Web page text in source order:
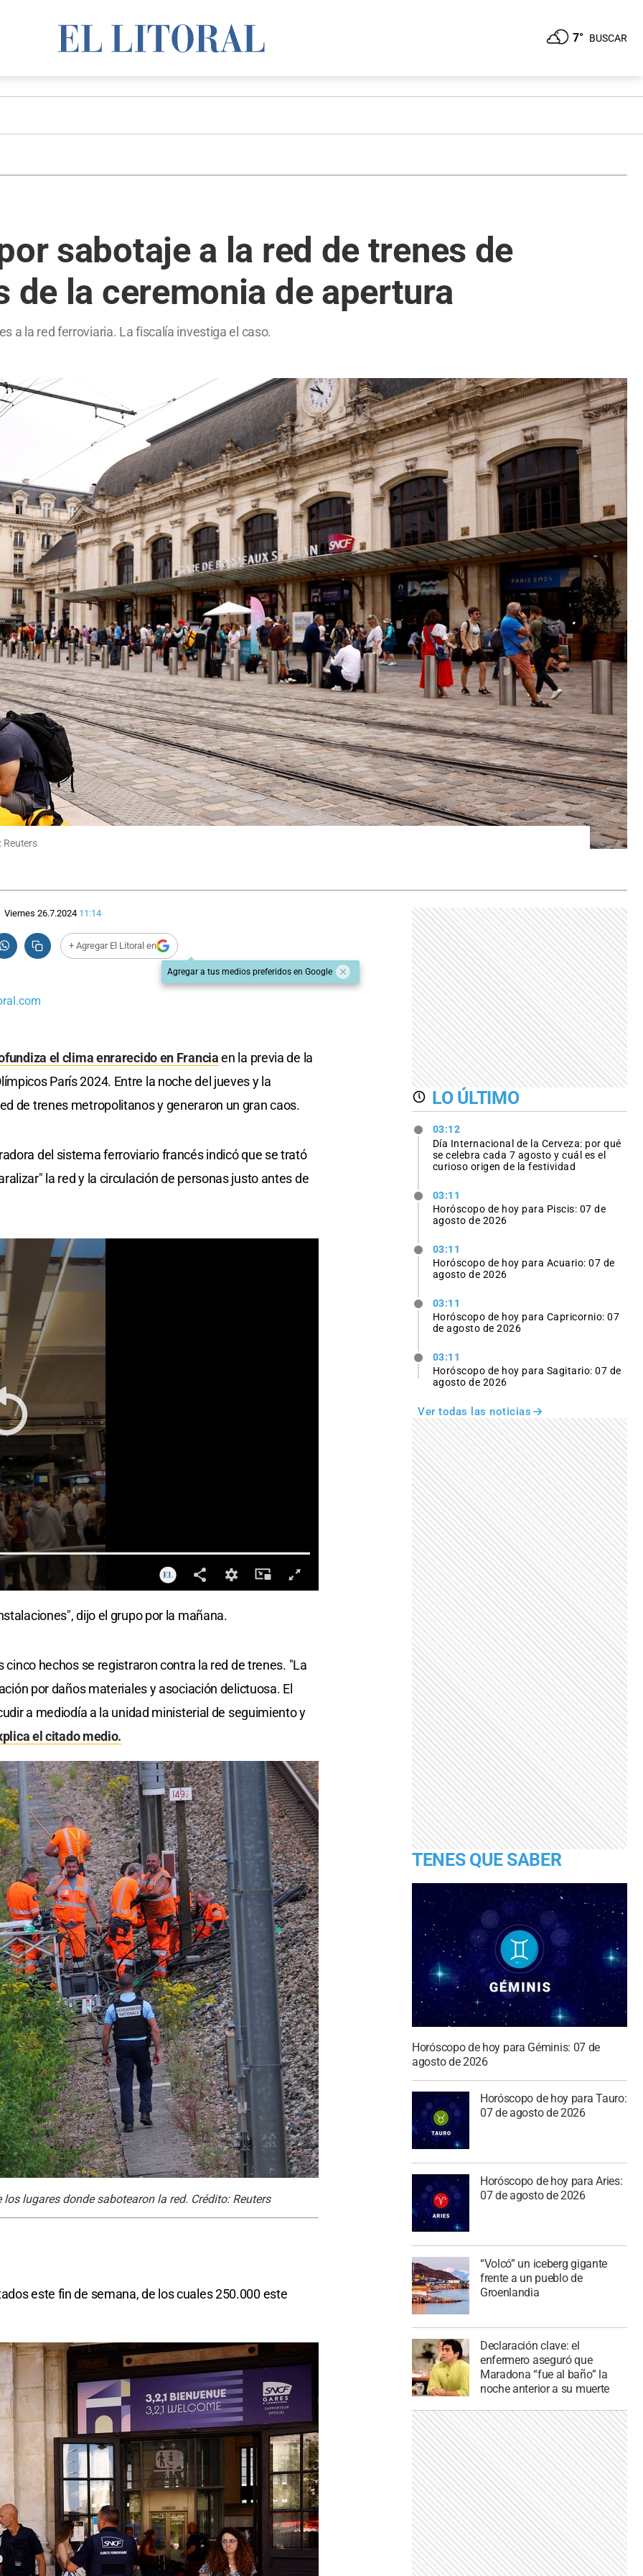
7° BUSCAR
sabotaje a la red de trenes de
de la ceremonia de apertura
a la red ferroviaria. La fiscalía investiga el caso.
Reuters
Viernes 26.7.2024 11:14
+ Agregar El Litoral en
Agregar a tus medios preferidos en Google
el clima enrarecido en Franciaen la previa de la
París 2024. Entre la noche del jueves y la
de trenes metropolitanos y generaron un gran caos.
del sistema ferroviario francés indicó que se trató
la red y la circulación de personas justo antes de
dijo el grupo por la mañana.
cinco hechos se registraron contra la red de trenes. "La
por daños materiales y asociación delictuosa. El
a mediodía a la unidad ministerial de seguimiento y
el citado medio.
lugares donde sabotearon la red. Crédito: Reuters
este fin de semana, de los cuales 250.000 este
LO ÚLTIMO
03:12
Día Internacional de la Cerveza: por qué
se celebra cada 7 agosto y cuál es el
curioso origen de la festividad
03:11
Horóscopo de hoy para Piscis: 07 de
agosto de 2026
03:11
Horóscopo de hoy para Acuario: 07 de
agosto de 2026
03:11
Horóscopo de hoy para Capricornio: 07
de agosto de 2026
03:11
Horóscopo de hoy para Sagitario: 07 de
agosto de 2026
Ver todas las noticias
TENES QUE SABER
Horóscopo de hoy para Géminis: 07 de
agosto de 2026
Horóscopo de hoy para Tauro:
07 de agosto de 2026
Horóscopo de hoy para Aries:
07 de agosto de 2026
“Volcó” un iceberg gigante
frente a un pueblo de
Groenlandia
Declaración clave: el
enfermero aseguró que
Maradona “fue al baño” la
noche anterior a su muerte